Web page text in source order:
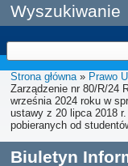
Wyszukiwanie
Strona główna» Prawo
Zarządzenie nr 80/R/24
września 2024 roku w
ustawy z 20 lipca 2018
pobieranych od
Biuletyn